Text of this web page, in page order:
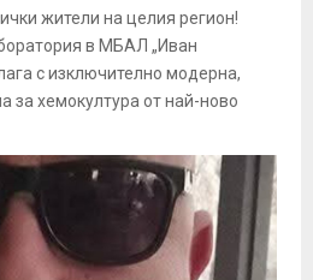
жители на целия регион!
в МБАЛ „Иван
с изключително модерна,
за хемокултура от най-ново